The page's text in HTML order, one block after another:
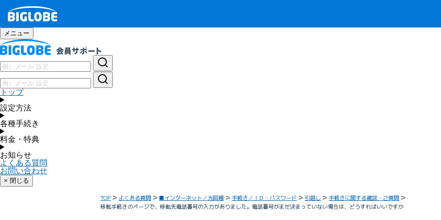
メニュー
トップ
設定方法
各種手続き
料金・特典
お知らせ
よくある質問
お問い合わせ
× 閉じる
TOP よくある質問 ■インターネット／光回線 手続き／ＩＤ・パスワード 引越し
手続きに関する確認・ご質問
移転手続きのページで、移転先電話番号の入力がありました。電話番号がまだ決まっていない場合は、どうすればいいですか